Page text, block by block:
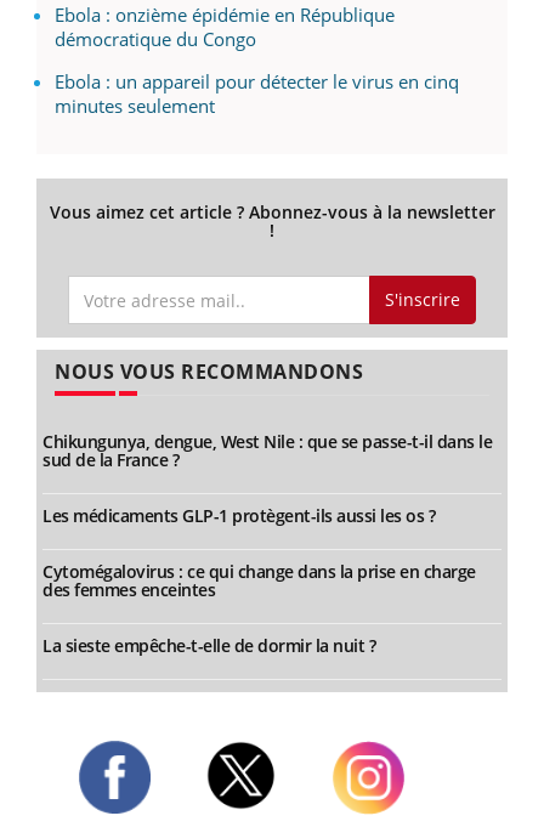
Ebola : onzième épidémie en République
démocratique du Congo
Ebola : un appareil pour détecter le virus en cinq
minutes seulement
Vous aimez cet article ? Abonnez-vous à la newsletter
!
S'inscrire
NOUS VOUS RECOMMANDONS
Chikungunya, dengue, West Nile : que se passe-t-il dans le
sud de la France ?
Les médicaments GLP-1 protègent-ils aussi les os ?
Cytomégalovirus : ce qui change dans la prise en charge
des femmes enceintes
La sieste empêche-t-elle de dormir la nuit ?